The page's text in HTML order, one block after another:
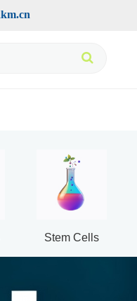
手机版
Stem Cells